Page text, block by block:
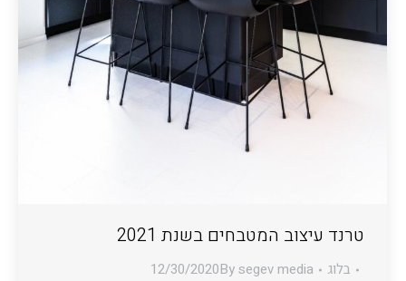
טרנד עיצוב המטבחים בשנת 2021
בלוג Bysegev media
12/30/2020